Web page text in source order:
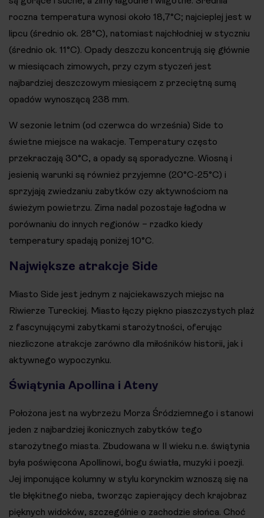
roczna temperatura wynosi około 18,7°C; najcieplej jest w
lipcu (średnio ok. 28°C), natomiast najchłodniej w styczniu
(średnio ok. 11°C). Opady deszczu koncentrują się głównie
w miesiącach zimowych, przy czym styczeń jest
najbardziej deszczowym miesiącem z przeciętną sumą
opadów wynoszącą 238 mm.
W sezonie letnim (od czerwca do września) Side to
świetne miejsce na wakacje. Temperatury często
przekraczają 30°C, a opady są sporadyczne. Wiosną i
jesienią warunki są również przyjemne (20°C-25°C) i
sprzyjają zwiedzaniu zabytków czy aktywnościom na
świeżym powietrzu. Zima nadal pozostaje łagodna w
porównaniu do innych regionów – rzadko kiedy
temperatury spadają poniżej 10°C.
Największe atrakcje Side
Miasto Side jest jednym z najciekawszych miejsc na
Riwierze Tureckiej. Miasto łączy piękno piaszczystych plaż
z fascynującymi zabytkami starożytności, oferując
niezliczone atrakcje zarówno dla miłośników historii, jak i
aktywnego wypoczynku.
Świątynia Apollina i Ateny
Położona jest na wybrzeżu Morza Śródziemnego i stanowi
jeden z najbardziej ikonicznych zabytków tego
starożytnego miasta. Zbudowana w II wieku n.e. świątynia
była poświęcona Apollinowi, bogu światła, muzyki i poezji.
Jej imponujące kolumny w stylu korynckim wznoszą się na
tle błękitnego nieba, tworząc zapierający dech krajobraz
pięknych widoków, szczególnie o zachodzie słońca. Choć